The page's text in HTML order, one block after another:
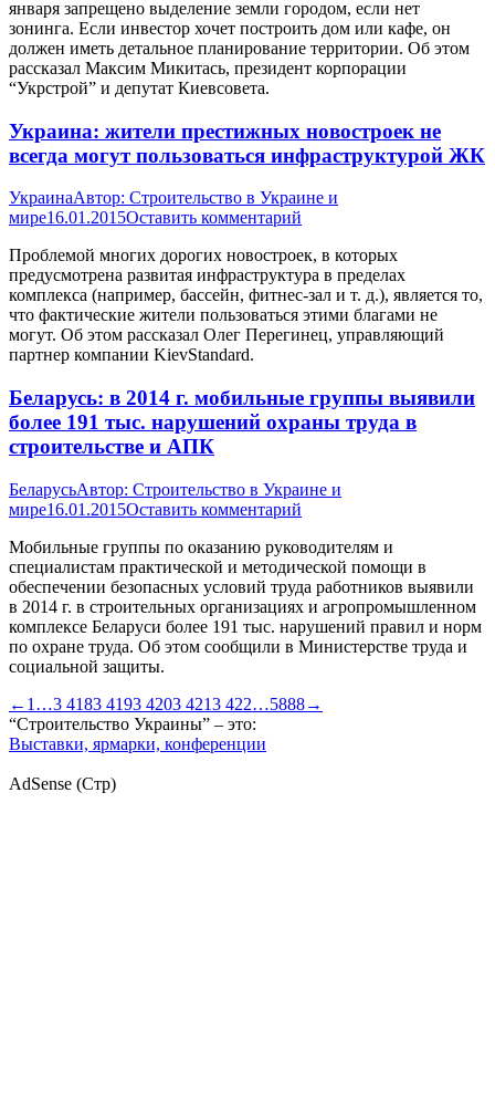
января запрещено выделение земли городом, если нет
зонинга. Если инвестор хочет построить дом или кафе, он
должен иметь детальное планирование территории. Об этом
рассказал Максим Микитась, президент корпорации
“Укрстрой” и депутат Киевсовета.
Украина: жители престижных новостроек не
всегда могут пользоваться инфраструктурой ЖК
УкраинаАвтор: Строительство в Украине и
мире16.01.2015Оставить комментарий
Проблемой многих дорогих новостроек, в которых
предусмотрена развитая инфраструктура в пределах
комплекса (например, бассейн, фитнес-зал и т. д.), является то,
что фактические жители пользоваться этими благами не
могут. Об этом рассказал Олег Перегинец, управляющий
партнер компании KievStandard.
Беларусь: в 2014 г. мобильные группы выявили
более 191 тыс. нарушений охраны труда в
строительстве и АПК
БеларусьАвтор: Строительство в Украине и
мире16.01.2015Оставить комментарий
Мобильные группы по оказанию руководителям и
специалистам практической и методической помощи в
обеспечении безопасных условий труда работников выявили
в 2014 г. в строительных организациях и агропромышленном
комплексе Беларуси более 191 тыс. нарушений правил и норм
по охране труда. Об этом сообщили в Министерстве труда и
социальной защиты.
← 1 …3 4183 4193 4203 4213 422…5888→
“Строительство Украины” – это:
Выставки, ярмарки, конференции
AdSense (Стр)